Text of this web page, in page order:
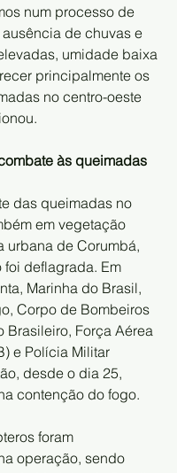
num processo de
de chuvas e
umidade baixa
principalmente os
no centro-oeste
às queimadas
das queimadas no
em vegetação
urbana de Corumbá,
foi deflagrada. Em
Marinha do Brasil,
Corpo de Bombeiros
Brasileiro, Força Aérea
e Polícia Militar
desde o dia 25,
contenção do fogo.
foram
operação, sendo